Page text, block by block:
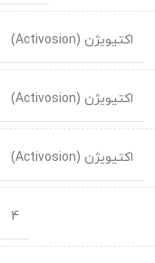
اکتیویژن (Activosion)
اکتیویژن (Activosion)
اکتیویژن (Activosion)
4